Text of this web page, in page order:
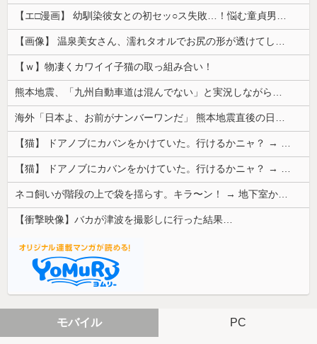
【エ□漫画】 幼馴染彼女との初セッ○ス失敗…！悩む童貞男子にクラスメイトのギャルJKが優しく近づきオチ○ポよしよしされちゃう…！
【画像】 温泉美女さん、濡れタオルでお尻の形が透けてしまう
【ｗ】物凄くカワイイ子猫の取っ組み合い！
熊本地震、「九州自動車道は混んでない」と実況しながら被災地へ向かう有名アナなどに批判殺到 全国紙記者「最新の状況をいち早く伝えることは報道機関としての責務」「情報を取り上げることには大きな意義がある」
海外「日本よ、お前がナンバーワンだ」 熊本地震直後の日本の対応のスピードに世界が衝撃
【猫】 ドアノブにカバンをかけていた。行けるかニャ？ → 猫はこうなります…
【猫】 ドアノブにカバンをかけていた。行けるかニャ？ → 猫はこうなります…
ネコ飼いが階段の上で袋を揺らす。キラ〜ン！ → 地下室からヤツが現れる…
【衝撃映像】バカが津波を撮影しに行った結果…
モバイル PC